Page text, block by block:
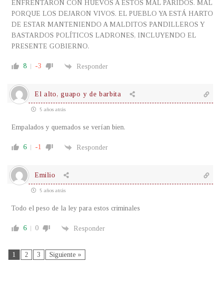
ENFRENTARON CON HUEVOS A ESTOS MAL PARIDOS. MAL
PORQUE LOS DEJARON VIVOS. EL PUEBLO YA ESTÁ HARTO
DE ESTAR MANTENIENDO A MALDITOS PANDILLEROS Y
BASTARDOS POLÍTICOS LADRONES, INCLUYENDO EL
PRESENTE GOBIERNO.
8 -3 Responder
El alto, guapo y de barbita
5 años atrás
Empalados y quemados se verían bien.
6 -1 Responder
Emilio
5 años atrás
Todo el peso de la ley para estos criminales
6 0 Responder
1 2 3 Siguiente »